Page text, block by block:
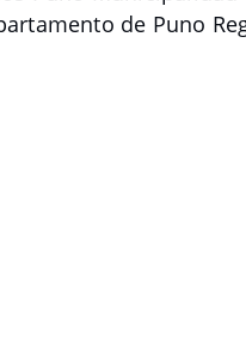
de Puno